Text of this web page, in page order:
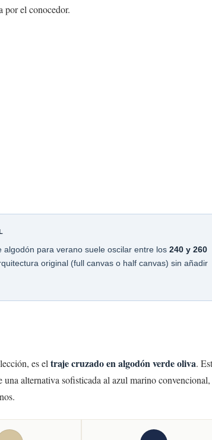
por el conocedor.
para verano suele oscilar entre los 240 y 260
original (full canvas o half canvas) sin añadir
es el traje cruzado en algodón verde oliva.
una alternativa sofisticada al azul marino convencional,